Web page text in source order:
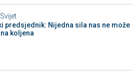
Svijet
predsjednik: Nijedna sila nas ne može
koljena